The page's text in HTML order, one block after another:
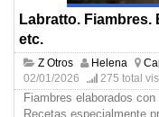
Labratto.
etc.
Z Otros Helena
02/01/2026
275 total
Fiambres elaborados
Recetas especialmente